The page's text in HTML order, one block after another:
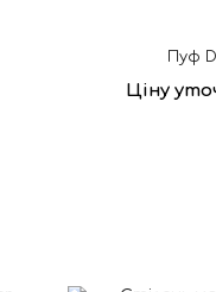
Пуф
Ціну